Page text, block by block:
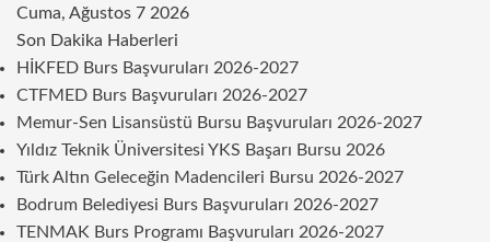
Cuma, Ağustos 7 2026
Son Dakika Haberleri
HİKFED Burs Başvuruları 2026-2027
CTFMED Burs Başvuruları 2026-2027
Memur-Sen Lisansüstü Bursu Başvuruları 2026-2027
Yıldız Teknik Üniversitesi YKS Başarı Bursu 2026
Türk Altın Geleceğin Madencileri Bursu 2026-2027
Bodrum Belediyesi Burs Başvuruları 2026-2027
TENMAK Burs Programı Başvuruları 2026-2027